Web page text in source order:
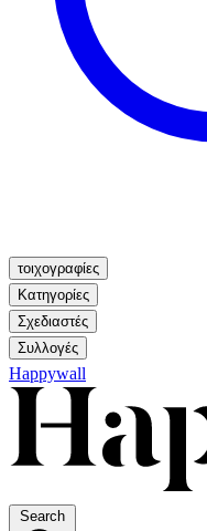
τοιχογραφίες
Κατηγορίες
Σχεδιαστές
Συλλογές
Happywall
Search